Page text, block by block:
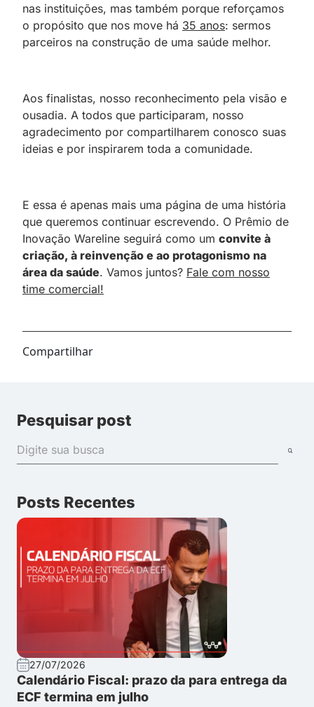
nas instituições, mas também porque reforçamos
o propósito que nos move há 35 anos: sermos
parceiros na construção de uma saúde melhor.
Aos finalistas, nosso reconhecimento pela visão e
ousadia. A todos que participaram, nosso
agradecimento por compartilharem conosco suas
ideias e por inspirarem toda a comunidade.
E essa é apenas mais uma página de uma história
que queremos continuar escrevendo. O Prêmio de
Inovação Wareline seguirá como um convite à
criação, à reinvenção e ao protagonismo na
área da saúde. Vamos juntos? Fale com nosso
time comercial!
Compartilhar
Pesquisar post
Posts Recentes
27/07/2026
Calendário Fiscal: prazo da para entrega da
ECF termina em julho